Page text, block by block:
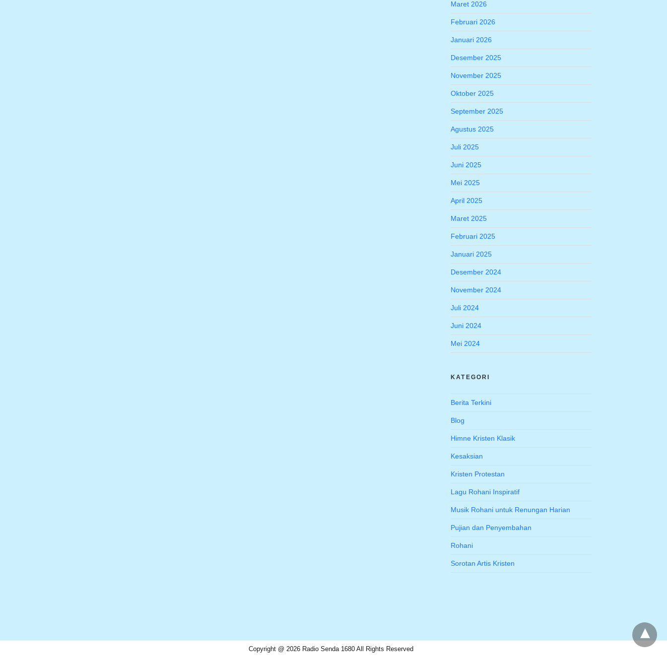
Maret 2026
Februari 2026
Januari 2026
Desember 2025
November 2025
Oktober 2025
September 2025
Agustus 2025
Juli 2025
Juni 2025
Mei 2025
April 2025
Maret 2025
Februari 2025
Januari 2025
Desember 2024
November 2024
Juli 2024
Juni 2024
Mei 2024
KATEGORI
Berita Terkini
Blog
Himne Kristen Klasik
Kesaksian
Kristen Protestan
Lagu Rohani Inspiratif
Musik Rohani untuk Renungan Harian
Pujian dan Penyembahan
Rohani
Sorotan Artis Kristen
Copyright @ 2026 Radio Senda 1680 All Rights Reserved